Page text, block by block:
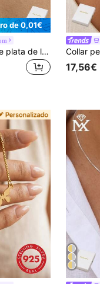
de 0,01€
Collar minimalista de plata de ley 925 inspirado en el estilo egipcio, personalizable, se puede grabar 2-3 nombres, fechas o números en inglés, adecuado para el Día de San Valentín, fiestas, aniversarios y cumpleaños
17,56€